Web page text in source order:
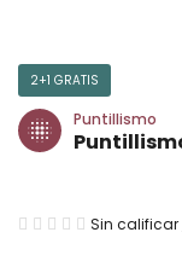
2+1 GRATIS
Puntillismo
La
Sin calificar